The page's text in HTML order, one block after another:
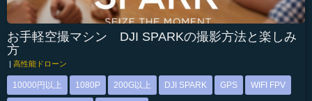
お手軽空撮マシン DJI SPARKの撮影方法と楽しみ
方
| 高性能ドローン
10000円以上 1080P 200G以上 DJI SPARK GPS WIFI FPV